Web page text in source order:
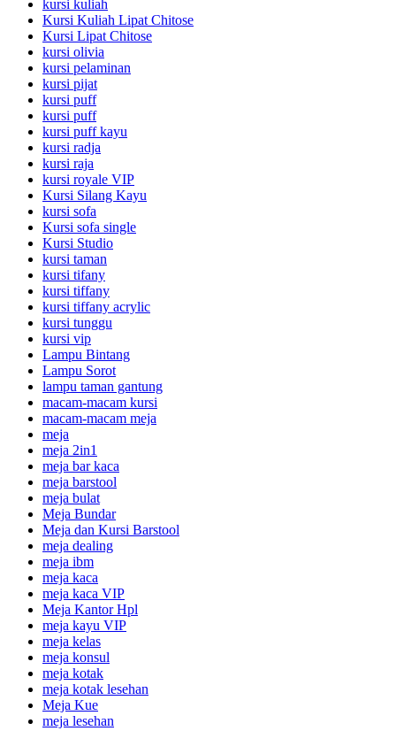
kursi kuliah
Kursi Kuliah Lipat Chitose
Kursi Lipat Chitose
kursi olivia
kursi pelaminan
kursi pijat
kursi puff
kursi puff
kursi puff kayu
kursi radja
kursi raja
kursi royale VIP
Kursi Silang Kayu
kursi sofa
Kursi sofa single
Kursi Studio
kursi taman
kursi tifany
kursi tiffany
kursi tiffany acrylic
kursi tunggu
kursi vip
Lampu Bintang
Lampu Sorot
lampu taman gantung
macam-macam kursi
macam-macam meja
meja
meja 2in1
meja bar kaca
meja barstool
meja bulat
Meja Bundar
Meja dan Kursi Barstool
meja dealing
meja ibm
meja kaca
meja kaca VIP
Meja Kantor Hpl
meja kayu VIP
meja kelas
meja konsul
meja kotak
meja kotak lesehan
Meja Kue
meja lesehan